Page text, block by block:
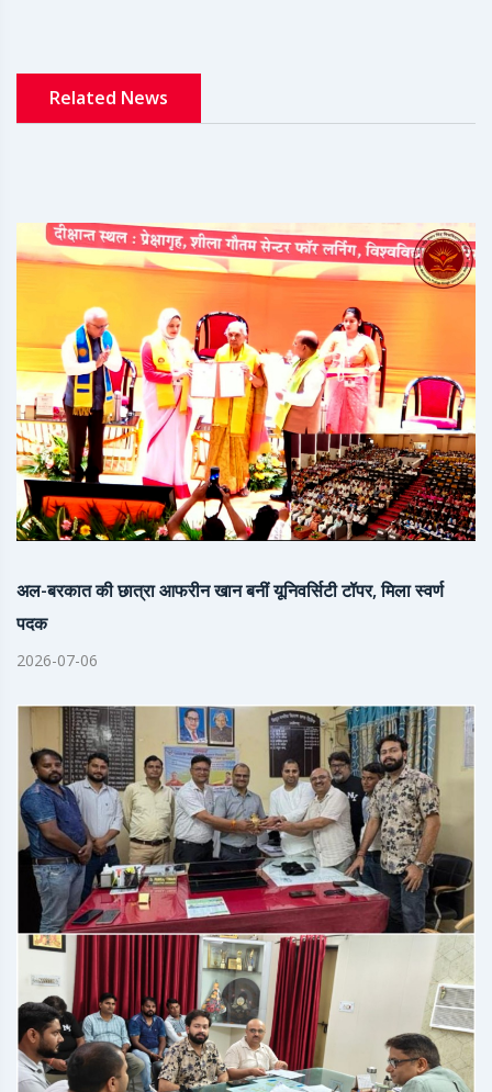
Related News
अल-बरकात की छात्रा आफरीन खान बनीं यूनिवर्सिटी टॉपर, मिला स्वर्ण
पदक
2026-07-06